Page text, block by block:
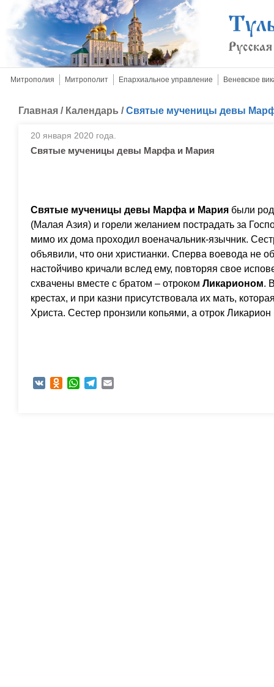
Митрополия Митрополит Епархиальное управление Веневское
Главная / Календарь /Святые мученицы девы
20 января 2020 года.
Святые мученицы девы Марфа и Мария
Святые мученицы девы Марфа и Мария были
(Малая Азия) и горели желанием пострадать за
мимо их дома проходил военачальник-язычник.
объявили, что они христианки. Сперва воевода не
настойчиво кричали вслед ему, повторяя свое
схвачены вместе с братом – отроком Ликарионом.
крестах, и при казни присутствовала их мать,
Христа. Сестер пронзили копьями, а отрок
VK Odnoklassniki
WhatsAppTelegram